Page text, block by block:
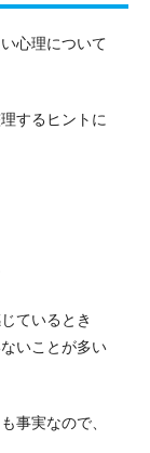
心理について
するヒントに
ているとき
いことが多い
事実なので、